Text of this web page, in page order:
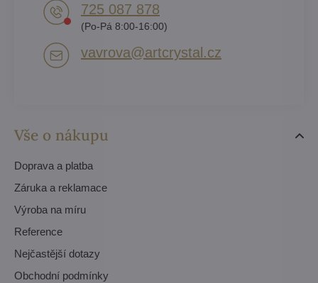
Vše o nákupu
Doprava a platba
Záruka a reklamace
Výroba na míru
Reference
Nejčastější dotazy
Obchodní podmínky
725 087 878​
(Po-Pá 8:00-16:00)
vavrova​@artcrystal​.cz